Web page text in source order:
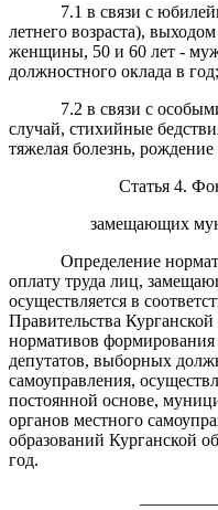
7.1 в связи с
летнего возраста),
женщины, 50 и 60 лет -
должностного оклада в год;
7.2 в связи с
случай, стихийные
тяжелая болезнь, рождение
Статья 4.
замещающих
Определение
оплату труда лиц,
осуществляется в
Правительства
нормативов формирования
депутатов, выборных
самоуправления,
постоянной основе,
органов местного
образований Курганской
год.